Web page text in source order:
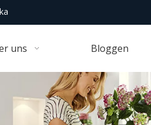
uns Bloggen